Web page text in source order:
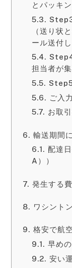
とパッキ
（送り状
ール送付し
担当者が
ご入
お取
輸送期間
配達
A））
発生する
ワシント
格安で航
早め
安い